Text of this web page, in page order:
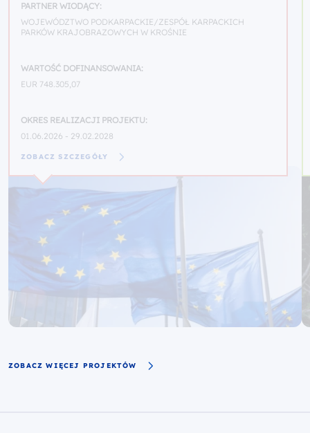
PARTNER WIODĄCY:
WOJEWÓDZTWO PODKARPACKIE/ZESPÓŁ KARPACKICH
PARKÓW KRAJOBRAZOWYCH W KROŚNIE
WARTOŚĆ DOFINANSOWANIA:
EUR 748.305,07
OKRES REALIZACJI PROJEKTU:
01.06.2026 - 29.02.2028
ZOBACZ SZCZEGÓŁY
ZOBACZ WIĘCEJ PROJEKTÓW